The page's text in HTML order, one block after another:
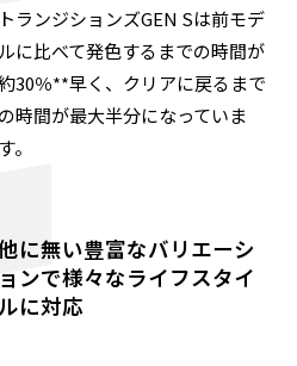
トランジションズGEN Sは前モデ
ルに比べて発色するまでの時間が
30％**早く、クリアに戻るまで
の時間が最大半分になっていま
す。
に無い豊富なバリエーシ
ョンで様々なライフスタイ
ルに対応